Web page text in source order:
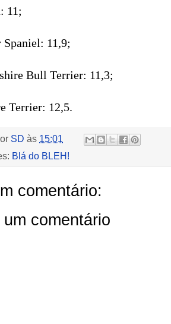
11;
Spaniel: 11,9;
Bull Terrier: 11,3;
Terrier: 12,5.
SD às 15:01
Blá do BLEH!
comentário:
um comentário